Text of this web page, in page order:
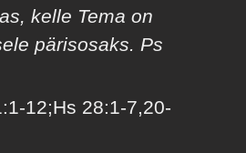
kelle Tema on
pärisosaks. Ps
12;Hs 28:1-7,20-